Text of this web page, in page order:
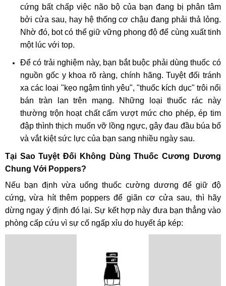
cứng bất chấp việc não bộ của bạn đang bị phân tâm
bởi cửa sau, hay hệ thống cơ chậu đang phải thả lỏng.
Nhờ đó, bot có thể giữ vững phong độ để cùng xuất tinh
một lúc với top.
Để có trải nghiệm này, bạn bắt buộc phải dùng thuốc có
nguồn gốc y khoa rõ ràng, chính hãng. Tuyệt đối tránh
xa các loại "kẹo ngậm tình yêu", "thuốc kích dục" trôi nổi
bán tràn lan trên mạng. Những loại thuốc rác này
thường trộn hoạt chất cấm vượt mức cho phép, ép tim
đập thình thịch muốn vỡ lồng ngực, gây đau đầu búa bổ
và vắt kiệt sức lực của bạn sang nhiều ngày sau.
Tại Sao Tuyệt Đối Không Dùng Thuốc Cương Dương
Chung Với Poppers?
Nếu bạn định vừa uống thuốc cường dương để giữ độ
cứng, vừa hít thêm poppers để giãn cơ cửa sau, thì hãy
dừng ngay ý định đó lại. Sự kết hợp này đưa bạn thẳng vào
phòng cấp cứu vì sự cố ngấp xỉu do huyết áp kép: